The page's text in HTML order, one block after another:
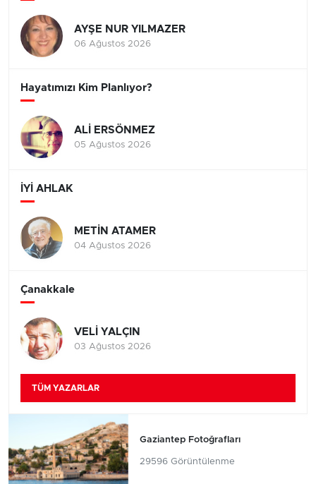
AYŞE NUR YILMAZER
06 Ağustos 2026
Hayatımızı Kim Planlıyor?
ALİ ERSÖNMEZ
05 Ağustos 2026
İYİ AHLAK
METİN ATAMER
04 Ağustos 2026
Çanakkale
VELİ YALÇIN
03 Ağustos 2026
TÜM YAZARLAR
Gaziantep Fotoğrafları
29596 Görüntülenme